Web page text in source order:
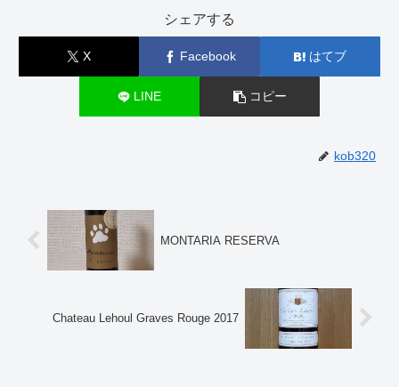
シェアする
X Facebook はてブ
LINE コピー
kob320
MONTARIA RESERVA
Chateau Lehoul Graves Rouge 2017